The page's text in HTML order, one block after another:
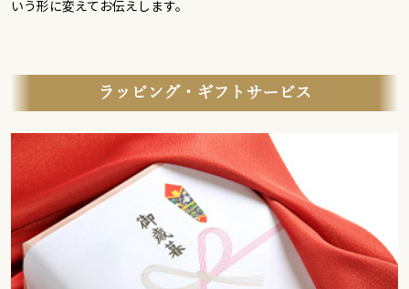
いう形に変えてお伝えします。
ラッピング・ギフトサービス